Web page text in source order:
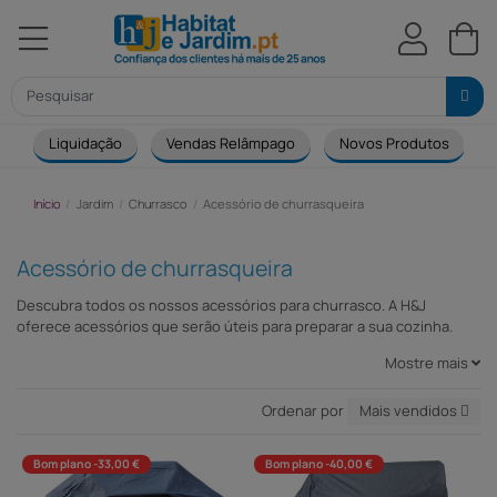
Liquidação Vendas Relâmpago Novos Produtos
Início Jardim Churrasco Acessório de churrasqueira
Acessório de churrasqueira
Descubra todos os nossos acessórios para churrasco. A H&J
oferece acessórios que serão úteis para preparar a sua cozinha.
Mostre mais
Ordenar por Mais vendidos
Bom plano -33,00 € Bom plano -40,00 €